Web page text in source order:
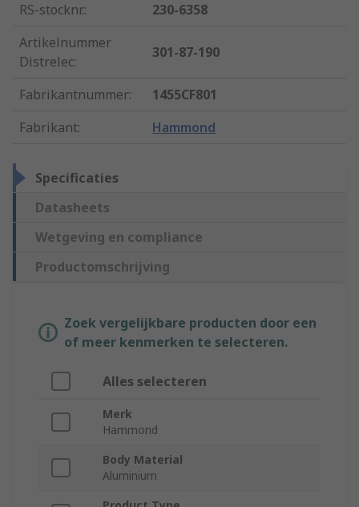
RS-stocknr.:
230-6358
Artikelnummer
Distrelec:
301-87-190
Fabrikantnummer:
1455CF801
Fabrikant: Hammond
Specificaties
Datasheets
Wetgeving en compliance
Productomschrijving
Zoek vergelijkbare producten door een
of meer kenmerken te selecteren.
Alles selecteren
Merk
Hammond
Body Material
Aluminium